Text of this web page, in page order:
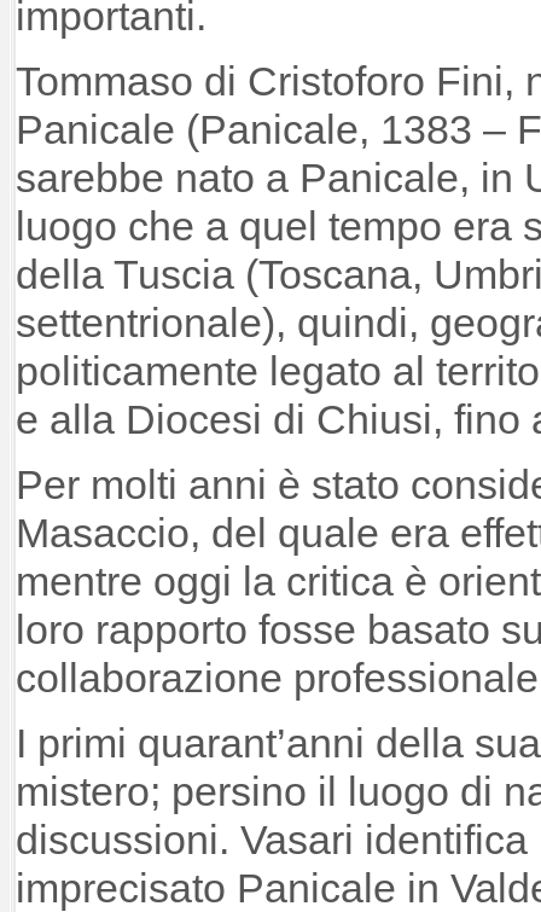
importanti.
Tommaso di Cristoforo Fini,
Panicale (Panicale, 1383 –
sarebbe nato a Panicale, in
luogo che a quel tempo era
della Tuscia (Toscana,
settentrionale), quindi,
politicamente legato al
e alla Diocesi di Chiusi, fino
Per molti anni è stato
Masaccio, del quale era
mentre oggi la critica è
loro rapporto fosse basato
collaborazione
I primi quarant’anni della
mistero; persino il luogo di
discussioni. Vasari
imprecisato Panicale in